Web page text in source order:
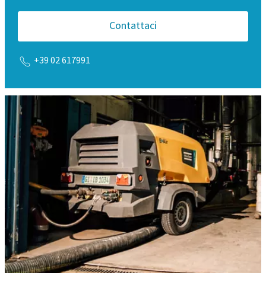
Contattaci
+39 02 617991
Specifiche e brochure
Applicazioni principali
Paese
Città